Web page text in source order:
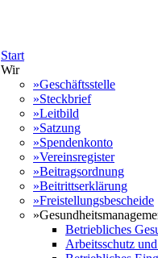
Start
Wir
»Geschäftsstelle
»Steckbrief
»Leitbild
»Satzung
»Spendenkonto
»Vereinsregister
»Beitragsordnung
»Beitrittserklärung
»Freistellungsbescheide
Betriebliches
Arbeitsschutz